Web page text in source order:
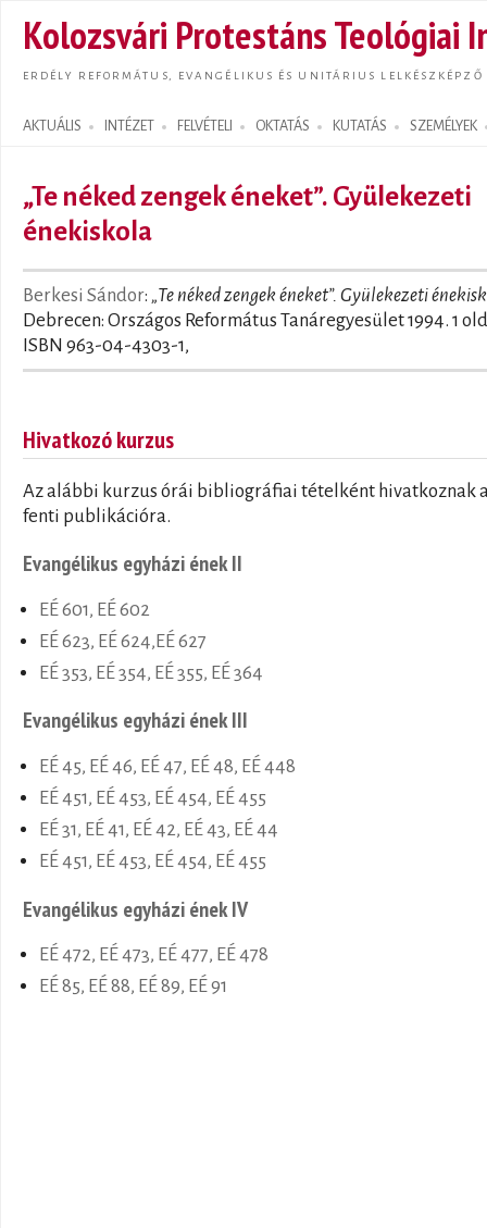
Kolozsvári Protestáns Teológiai
ERDÉLY REFORMÁTUS, EVANGÉLIKUS ÉS UNITÁRIUS LELKÉSZKÉPZŐ
AKTUÁLIS INTÉZET FELVÉTELI OKTATÁS KUTATÁS SZEMÉLYEK
Search form
„Te néked zengek éneket”. Gyülekezeti
énekiskola
Berkesi Sándor: „Te néked zengek éneket”. Gyülekezeti
Debrecen: Országos Református Tanáregyesület 1994. 1
ISBN 963-04-4303-1,
Hivatkozó kurzus
Az alábbi kurzus órái bibliográfiai tételként hivatkoznak
fenti publikációra.
Evangélikus egyházi ének II
EÉ 601, EÉ 602
EÉ 623, EÉ 624,EÉ 627
EÉ 353, EÉ 354, EÉ 355, EÉ 364
Evangélikus egyházi ének III
EÉ 45, EÉ 46, EÉ 47, EÉ 48, EÉ 448
EÉ 451, EÉ 453, EÉ 454, EÉ 455
EÉ 31, EÉ 41, EÉ 42, EÉ 43, EÉ 44
EÉ 451, EÉ 453, EÉ 454, EÉ 455
Evangélikus egyházi ének IV
EÉ 472, EÉ 473, EÉ 477, EÉ 478
EÉ 85, EÉ 88, EÉ 89, EÉ 91